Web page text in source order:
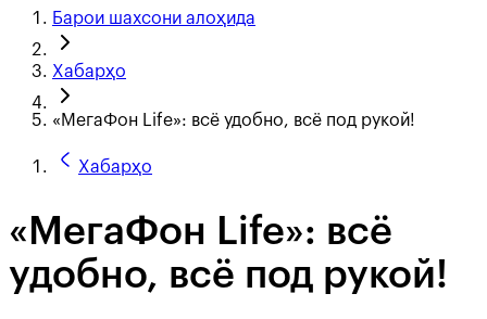
Барои шахсони алоҳида
Хабарҳо
«МегаФон Life»: всё удобно, всё под рукой!
Хабарҳо
«МегаФон Life»: всё
удобно, всё под рукой!